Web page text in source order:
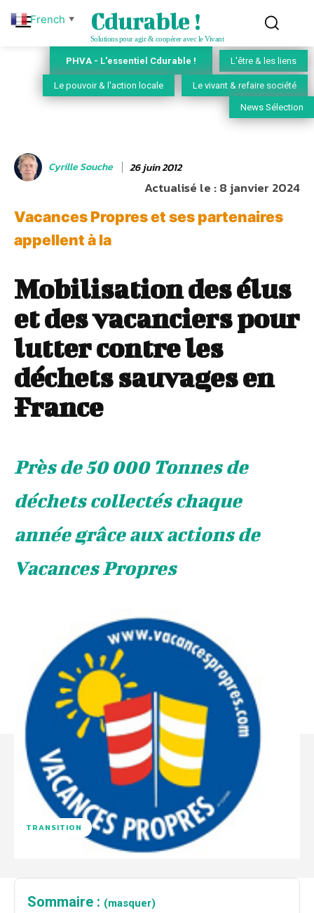
Cdurable !
Solutions pour agir & coopérer avec le Vivant
PHVA - L'essentiel Cdurable ! L'être & les liens
Le pouvoir & l'action locale Le vivant & refaire société
News Sélection
Cyrille Souche 26 juin 2012
Actualisé le :8 janvier 2024
Vacances Propres et ses partenaires
appellent à la
Mobilisation des élus
et des vacanciers pour
lutter contre les
déchets sauvages en
France
Près de 50 000 Tonnes de
déchets collectés chaque
année grâce aux actions de
Vacances Propres
TRANSITION
Sommaire : (masquer)
French ▼